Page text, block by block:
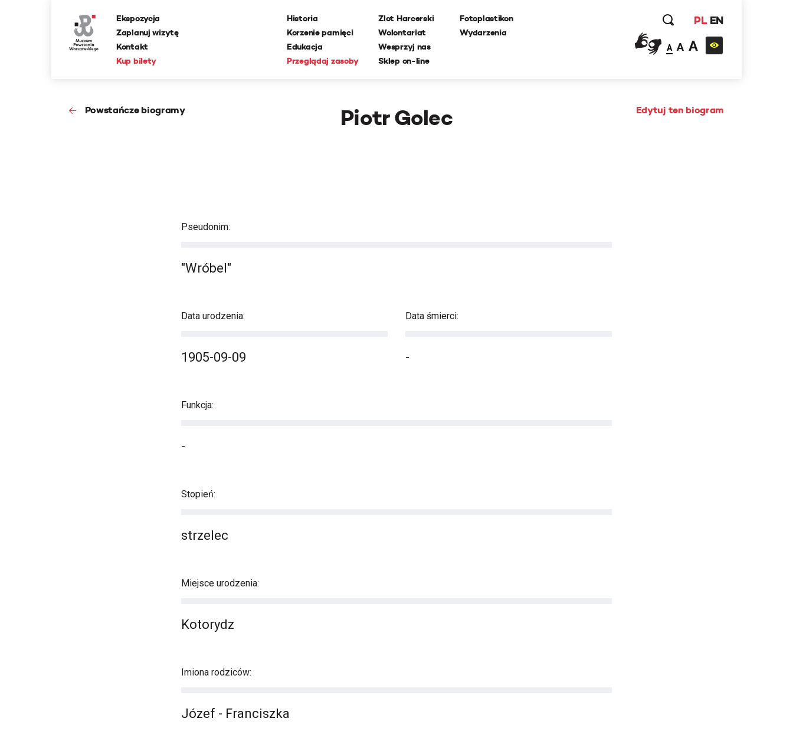
Ekspozycja
Zaplanuj wizytę
Kontakt
Kup bilety
Historia
Korzenie pamięci
Edukacja
Przeglądaj zasoby
Zlot Harcerski
Wolontariat
Wesprzyj nas
Sklep on-line
Fotoplastikon
Wydarzenia
PL EN
A A A
Powstańcze biogramy Edytuj ten biogram
Piotr Golec
Pseudonim:
"Wróbel"
Data urodzenia:
1905-09-09
Data śmierci:
-
Funkcja:
-
Stopień:
strzelec
Miejsce urodzenia:
Kotorydz
Imiona rodziców:
Józef - Franciszka